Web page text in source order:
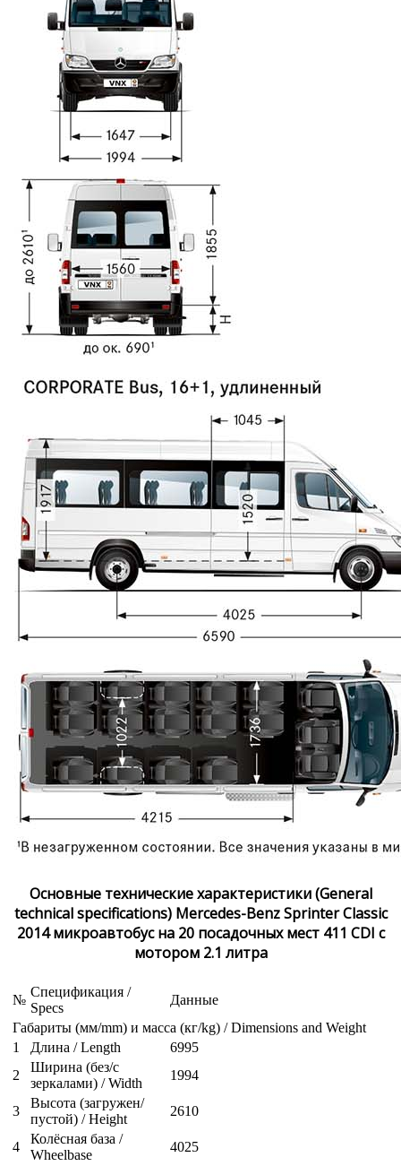
Основные технические характеристики (General
technical specifications) Mercedes-Benz Sprinter Classic
2014 микроавтобус на 20 посадочных мест 411 CDI с
мотором 2.1 литра
№
Спецификация /
Specs
Данные
Габариты (мм/mm) и масса (кг/kg) / Dimensions and Weight
1
Длина / Length
6995
2
Ширина (без/с
зеркалами) / Width
1994
3
Высота (загружен/
пустой) / Height
2610
4
Колёсная база /
Wheelbase
4025